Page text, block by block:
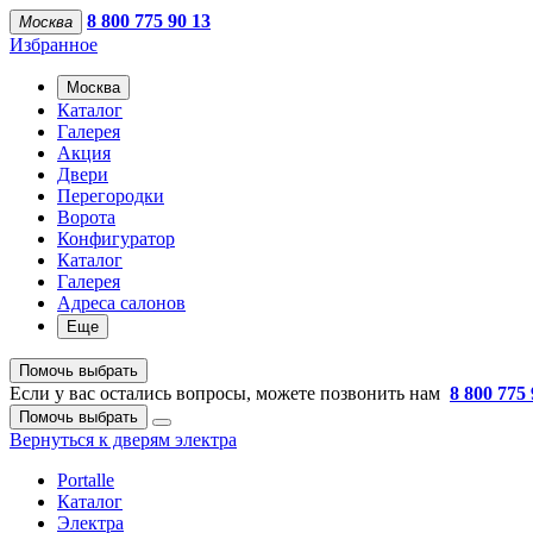
Москва
8 800 775 90 13
Избранное
Москва
Каталог
Галерея
Акция
Двери
Перегородки
Ворота
Конфигуратор
Каталог
Галерея
Адреса салонов
Еще
Помочь выбрать
Если у вас остались вопросы, можете позвонить нам 8 800 775
Помочь выбрать
Вернуться к дверям электра
Portalle
Каталог
Электра